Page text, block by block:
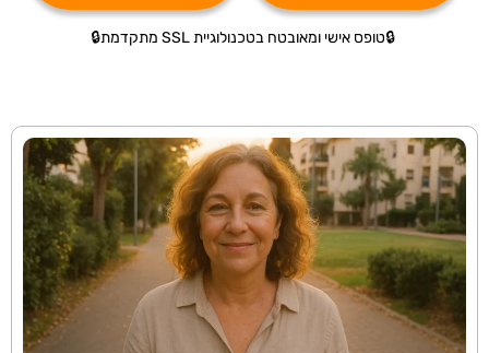
🔒טופס אישי ומאובטח בטכנולוגיית SSL מתקדמת🔒